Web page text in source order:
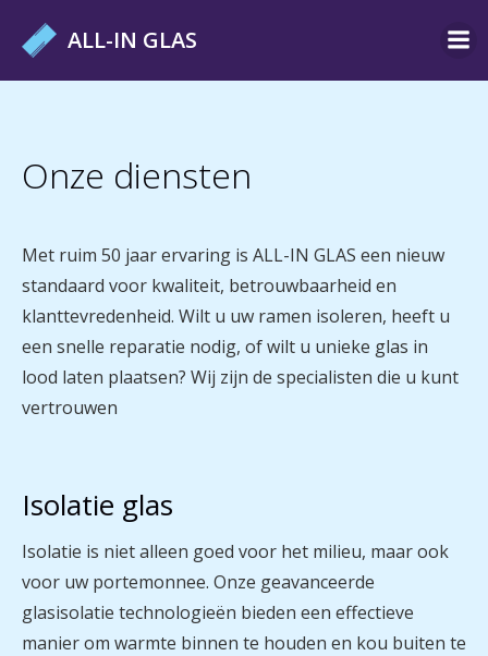
ALL-IN GLAS
Onze diensten
Met ruim 50 jaar ervaring is ALL-IN GLAS een nieuw
standaard voor kwaliteit, betrouwbaarheid en
klanttevredenheid. Wilt u uw ramen isoleren, heeft u
een snelle reparatie nodig, of wilt u unieke glas in
lood laten plaatsen? Wij zijn de specialisten die u kunt
vertrouwen
Isolatie glas
Isolatie is niet alleen goed voor het milieu, maar ook
voor uw portemonnee. Onze geavanceerde
glasisolatie technologieën bieden een effectieve
manier om warmte binnen te houden en kou buiten te